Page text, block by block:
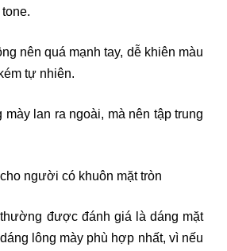
nên quá mạnh tay, dễ khiên màu
tự nhiên.
mày lan ra ngoài, mà nên tập trung
người có khuôn mặt tròn
được đánh giá là dáng mặt
lông mày phù hợp nhất, vì nếu